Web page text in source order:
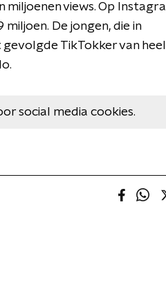
miljoenen views. Op
De jongen, die in
TikTokker van heel
social media cookies.